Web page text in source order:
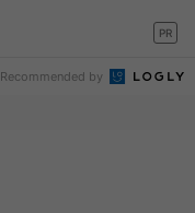
PR
Recommended by